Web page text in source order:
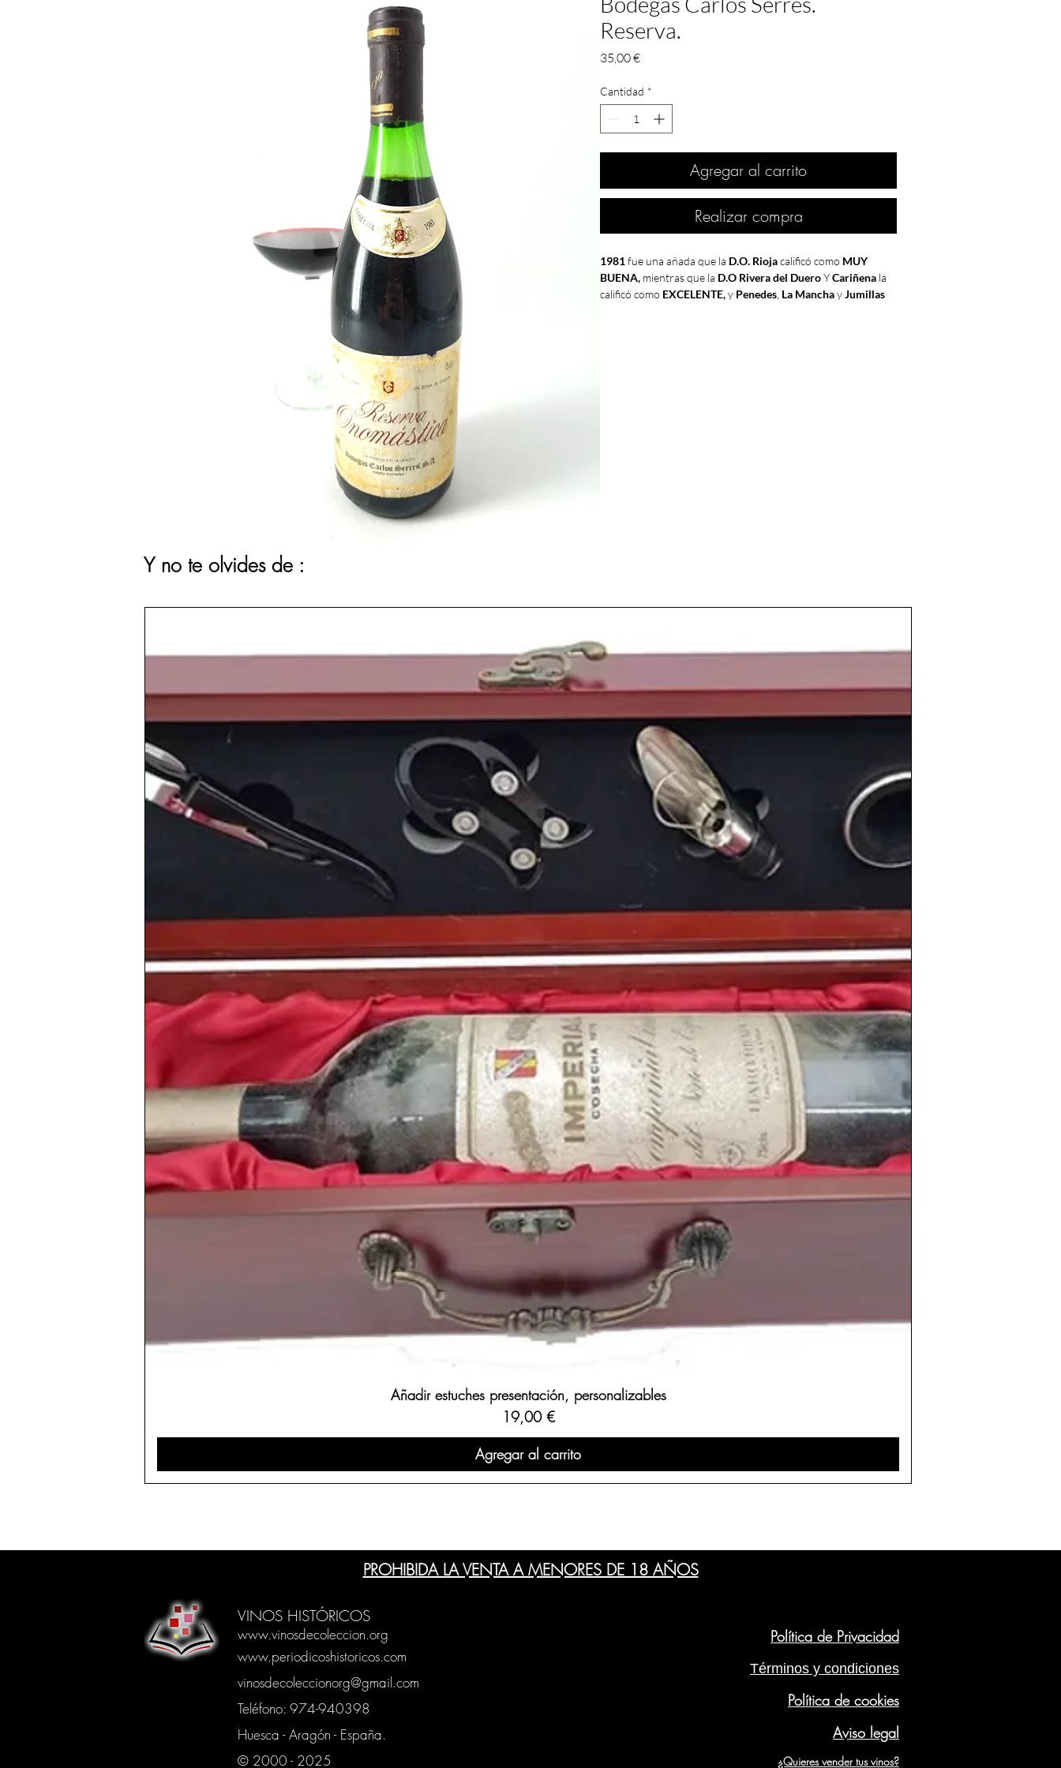
Reserva.
35,00 €Precio
Cantidad *
Agregar al carrito
Realizar compra
1981fue una añada que la D.O. Riojacalificó como MUY
BUENA, mientras que la D.O Rivera del DueroYCariñena la
calificó como EXCELENTE,y Penedes La ManchayJumillas
Leopoldo Calvo-Sotelo. Pero en la segunda votación de la
fallido de golpe de Estado del 23 de febrero
Juan Carlosse posicionó en contra de los golpistas
repitió la votación y Calvo-Sotelo fue nombrado el nuevo
presidente del Gobierno
La población gozaba de la vida cotidiana como de los grandes
estrenos cinematográficos del año como
Indiana Jones en
busca del Arca Perdida. Y en el terreno deportivo lo más
sonado era el mundo futbolístico, como venía siendo tradición
en nuestro país. ElReal Sociedadganaba la
y el equipo
Liverpool F. Cse hacía con la victoria en la
Champions
Este año vio nacer a personas tan conocidas como el actor
español de fórmula 1Fernando Alonso, el portero español
Iker Casillas, la miembro de la familia real británica, esposa del
Meghan Markle
o la actriz israelí-estadounidense
Natalie Portman.
Puedes encontrar más información de los vinos de la cosecha
1981y otros años en
nuestro blog: https://www.periodicoshistoricos.com/blog
Y no te olvides de :
Añadir estuches presentación, personalizables
Precio
19,00 €
Agregar al carrito
PROHIBIDA LA VENTA A MENORES DE 18 AÑOS
VINOS HISTÓRICOS
www.vinosdecoleccion.org
www.periodicoshistoricos.com
vinosdecoleccionorg@gmail.com
Teléfono: 974-940398
Huesca - Aragón - España.
© 2000 - 2025
Política de Privacidad
Términos y condiciones
Política de cookies
Aviso legal
¿Quieres vender tus vinos?